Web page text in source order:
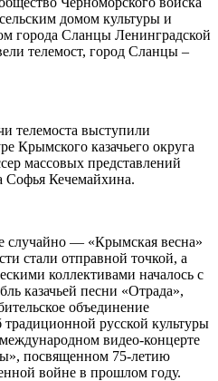
домом культуры и
города Сланцы Ленинградской
телемост, город Сланцы –
телемоста выступили
Крымского казачьего округа
массовых представлений
Софья Кечемайхина.
случайно — «Крымская весна»
стали отправной точкой, а
коллективами началось с
казачьей песни «Отрада»,
объединение
русской культуры
видео-концерте
посвященном 75-летию
войне в прошлом году.